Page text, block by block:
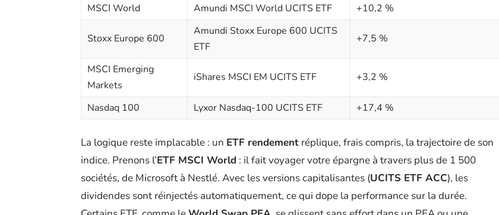
MSCI World Amundi MSCI World UCITS ETF +10,2 %
Stoxx Europe 600
Amundi Stoxx Europe 600 UCITS
ETF
+7,5 %
MSCI Emerging
Markets
iShares MSCI EM UCITS ETF +3,2 %
Nasdaq 100 Lyxor Nasdaq-100 UCITS ETF +17,4 %
La logique reste implacable : un ETF rendement réplique, frais compris, la trajectoire de son
indice. Prenons l’ETF MSCI World : il fait voyager votre épargne à travers plus de 1 500
sociétés, de Microsoft à Nestlé. Avec les versions capitalisantes (UCITS ETF ACC), les
dividendes sont réinjectés automatiquement, ce qui dope la performance sur la durée.